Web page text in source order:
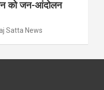
को जन-आंदोलन
Satta News